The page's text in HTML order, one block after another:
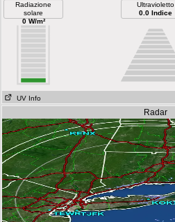
Radiazione
solare
0 W/m²
Ultravioletto
0.0 Indice
UV Info
Radar